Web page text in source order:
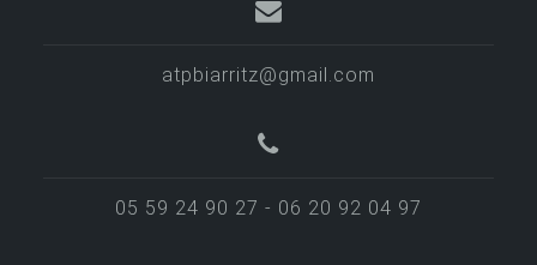
atpbiarritz@gmail.com
05 59 24 90 27 - 06 20 92 04 97